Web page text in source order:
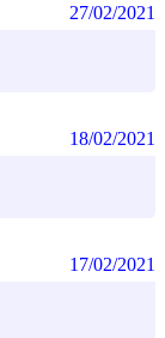
27/02/2021
18/02/2021
17/02/2021